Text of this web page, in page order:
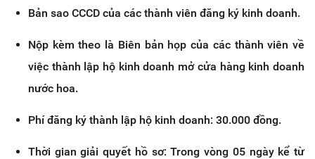
Bản sao CCCD của các thành viên đăng ký kinh doanh.
Nộp kèm theo là Biên bản họp của các thành viên về
việc thành lập hộ kinh doanh mở cửa hàng kinh doanh
nước hoa.
Phí đăng ký thành lập hộ kinh doanh: 30.000 đồng.
Thời gian giải quyết hồ sơ: Trong vòng 05 ngày kể từ